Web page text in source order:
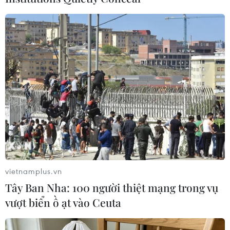
Theo dõi VietnamPlus
TIN CÙNG CHUYÊN MỤC
Khởi tố đối tượng giả danh Công an,
lừa đảo "chạy án" tại Đắk Lắk
06/08/2026 15:07
Cảnh sát khám xét nơi ở của Huấn
vietnamplus.vn
Tây Ban Nha: 100 người thiệt mạng trong vụ
vượt biển ồ ạt vào Ceuta